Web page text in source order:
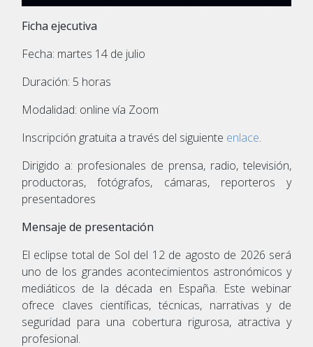
Ficha ejecutiva
Fecha: martes 14 de julio
Duración: 5 horas
Modalidad: online vía Zoom
Inscripción gratuita a través del siguiente enlace.
Dirigido a: profesionales de prensa, radio, televisión,
productoras, fotógrafos, cámaras, reporteros y
presentadores
Mensaje de presentación
El eclipse total de Sol del 12 de agosto de 2026 será
uno de los grandes acontecimientos astronómicos y
mediáticos de la década en España. Este webinar
ofrece claves científicas, técnicas, narrativas y de
seguridad para una cobertura rigurosa, atractiva y
profesional.